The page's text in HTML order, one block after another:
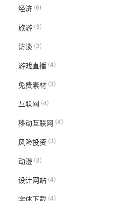
经济(6)
旅游(3)
访谈 (3)
游戏直播(4)
免费素材(3)
互联网 (4)
移动互联网 (4)
风险投资 (3)
动漫 (3)
设计网站(4)
字体下载(4)